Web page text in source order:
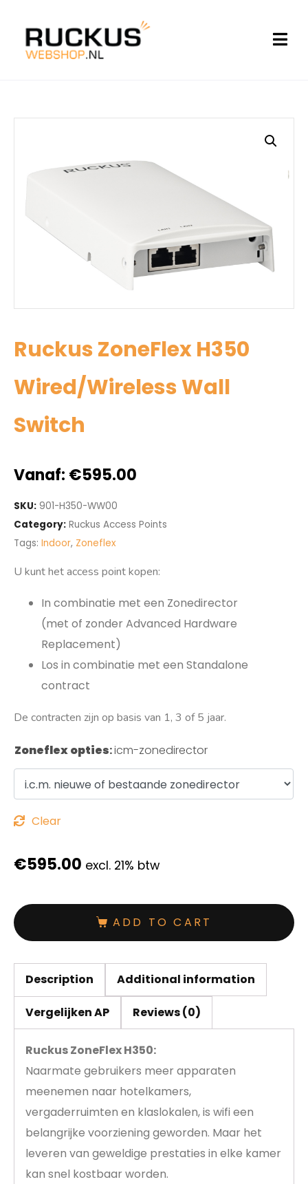
Ruckus ZoneFlex H350
Wired/Wireless Wall
Switch
Vanaf: €595.00
SKU: 901-H350-WW00
Category: Ruckus Access Points
Tags: Indoor, Zoneflex
U kunt het access point kopen:
In combinatie met een Zonedirector
(met of zonder Advanced Hardware
Replacement)
Los in combinatie met een Standalone
contract
De contracten zijn op basis van 1, 3 of 5 jaar.
Zoneflex opties:icm-zonedirector
Clear
€595.00 excl. 21% btw
ADD TO CART
Description Additional information
Vergelijken AP Reviews (0)
Ruckus ZoneFlex H350:
Naarmate gebruikers meer apparaten
meenemen naar hotelkamers,
vergaderruimten en klaslokalen, is wifi een
belangrijke voorziening geworden. Maar het
leveren van geweldige prestaties in elke kamer
kan snel kostbaar worden.